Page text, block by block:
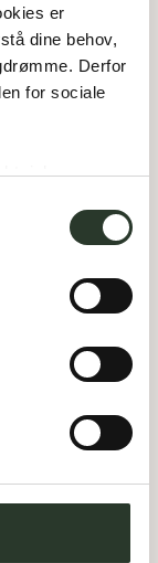
er
dine behov,
Derfor
for sociale
–